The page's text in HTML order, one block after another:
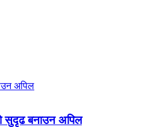
सुदृढ बनाउन अपिल